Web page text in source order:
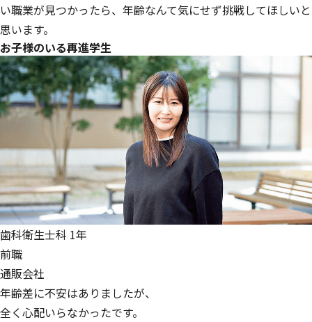
い職業が見つかったら、年齢なんて気にせず挑戦してほしいと
思います。
お子様のいる再進学生
歯科衛生士科 1年
前職
通販会社
年齢差に不安はありましたが、
全く心配いらなかったです。